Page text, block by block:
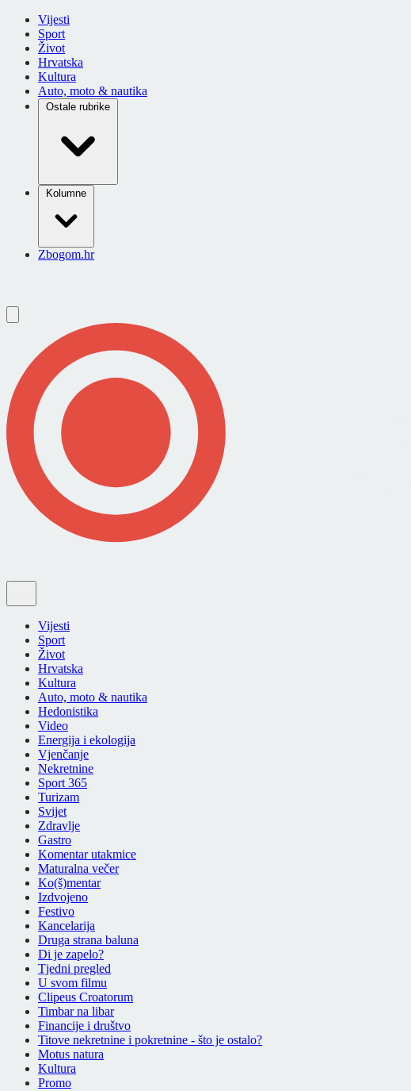
Vijesti
Sport
Život
Hrvatska
Kultura
Auto, moto & nautika
Ostale rubrike
Kolumne
Zbogom.hr
Vijesti
Sport
Život
Hrvatska
Kultura
Auto, moto & nautika
Hedonistika
Video
Energija i ekologija
Vjenčanje
Nekretnine
Sport 365
Turizam
Svijet
Zdravlje
Gastro
Komentar utakmice
Maturalna večer
Ko(š)mentar
Izdvojeno
Festivo
Kancelarija
Druga strana baluna
Di je zapelo?
Tjedni pregled
U svom filmu
Clipeus Croatorum
Timbar na libar
Financije i društvo
Titove nekretnine i pokretnine - što je ostalo?
Motus natura
Kultura
Promo